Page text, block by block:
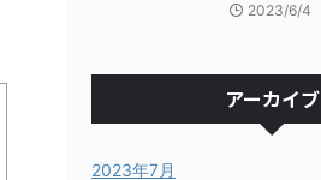
2023/6/4
アーカイブ
2023年7月